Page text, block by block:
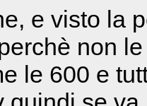
e visto la
non
le 600 e